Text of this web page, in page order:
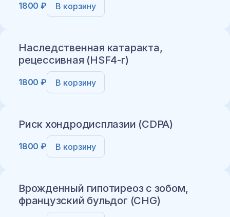
Добавить в корзину
Добавить в корзину
1800 ₽ В корзину
Наследственная катаракта,
рецессивная (HSF4-r)
1800 ₽ В корзину
Риск хондродисплазии (CDPA)
1800 ₽ В корзину
Врожденный гипотиреоз с зобом,
французский бульдог (CHG)